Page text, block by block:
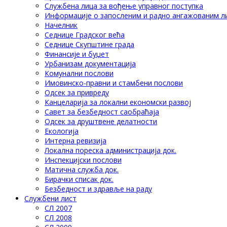
Службена лица за вођење управног поступка
Информације о запосленим и радно ангажованим
Начелник
Седнице Градског већа
Седнице Скупштине града
Финансије и буџет
Урбанизам документација
Комунални послови
Имовинско-правни и стамбени послови
Одсек за привреду
Канцеларија за локални економски развој
Савет за безбедност саобраћаја
Одсек за друштвене делатности
Eкологија
Интерна ревизија
Локална пореска администрација док.
Инспекцијски послови
Матична служба док.
Бирачки списак док.
Безбедност и здравље на раду
Службени лист
СЛ 2007
СЛ 2008